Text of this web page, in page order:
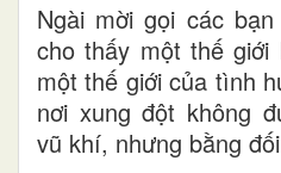
Ngài mời gọi các
cho thấy một thế
một thế giới của tình
nơi xung đột không
vũ khí, nhưng bằng